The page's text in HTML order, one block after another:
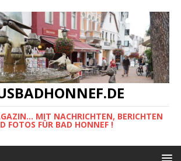
MIT NACHRICHTEN, BERICHTEN
FOTOS FÜR BAD HONNEF !